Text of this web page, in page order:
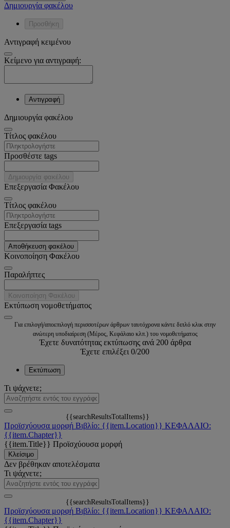
Δημιουργία φακέλου
Προσθήκη
Αντιγραφή κειμένου
Κείμενο για αντιγραφή:
Αντιγραφή
Δημιουργία φακέλου
Tίτλος φακέλου
Προσθέστε tags
Δημιουργία φακέλου
Επεξεργασία Φακέλου
Tίτλος φακέλου
Επεξεργασία tags
Αποθήκευση φακέλου
Κοινοποίηση Φακέλου
Παραλήπτες
Κοινοποίηση Φακέλου
Εκτύπωση νομοθετήματος
Για επιλογή/αποεπιλογή περισσοτέρων άρθρων ταυτόχρονα κάντε διπλό κλικ στην
ανώτερη υποδιαίρεση (Μέρος, Κεφάλαιο κλπ.) του νομοθετήματος
Έχετε δυνατότητας εκτύπωσης ανά 200 άρθρα
Έχετε επιλέξει 0/200
Εκτύπωση
Τι ψάχνετε;
{{searchResultsTotalItems}}
Προϊσχύουσα μορφή Βιβλίο: {{item.Location}} ΚΕΦΑΛΑΙΟ:
{{item.Chapter}}
{{item.Title}} Προϊσχύουσα μορφή
Κλείσιμο
Δεν βρέθηκαν αποτελέσματα
Τι ψάχνετε;
{{searchResultsTotalItems}}
Προϊσχύουσα μορφή Βιβλίο: {{item.Location}} ΚΕΦΑΛΑΙΟ:
{{item.Chapter}}